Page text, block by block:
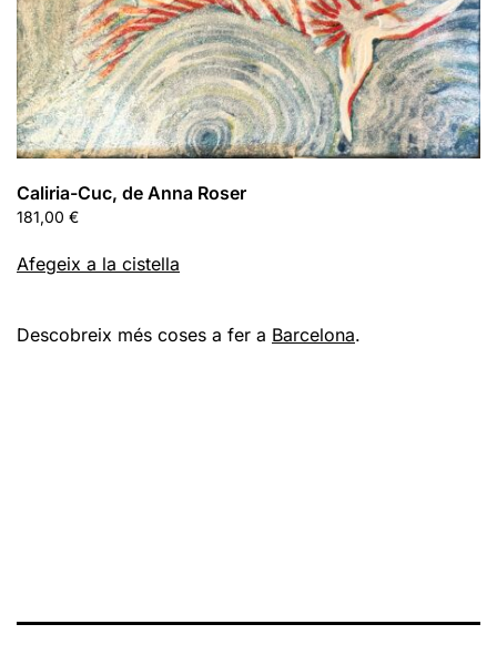
Caliria-Cuc, de Anna Roser
181,00 €
Afegeix a la cistella
Descobreix més coses a fer a Barcelona.